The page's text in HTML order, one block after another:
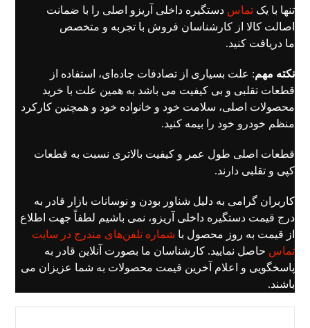
تنها با یکتماس دستگیره داخلی آریزو اصلی را با ضمانت
اصالت کالا از کارشناسان فروش با تجربه و متخصص
ما دریافت کنید.
نکته مهم: علت بسیاری از تصادفات جاده‌ای، استفاده از
قطعات تقلبی و بی کیفیت می باشد به همین علت با خرید
محصولات اصلی، سلامت خود و خانواده خود و همچنین کارکرد
منظم خودرو خود را بیمه کنید.
قطعات اصلی طول عمر و کیفیت بالاتری نسبت به قطعات
کپی و تقلبی دارند.
کاربران گرامی به دلیل شناور بودن و نوسانات بازار قادر به
درج قیمت دستگیره داخلی آریزو، نمی باشیم لطفاً جهت اطلاع
از قیمت به روز محصول با شماره تلفن‌های مندرج در سایت
تماس حاصل نمایید. کارشناسان ما بصورت آنلاین قادر به
پاسخگویی و اعلام آخرین قیمت محصولات به شما عزیزان می
باشند.